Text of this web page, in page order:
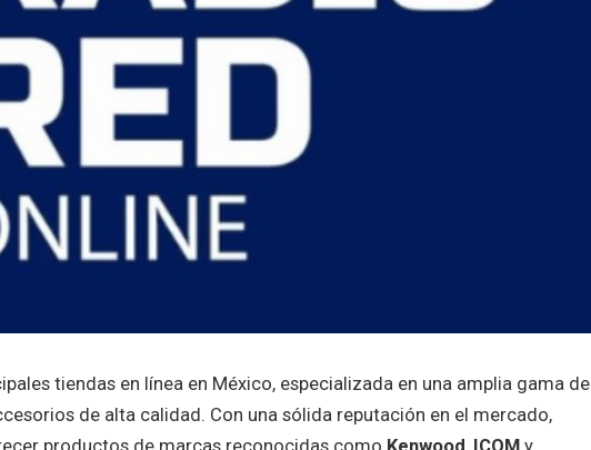
tiendas en línea en México, especializada en una amplia gama de
de alta calidad. Con una sólida reputación en el mercado,